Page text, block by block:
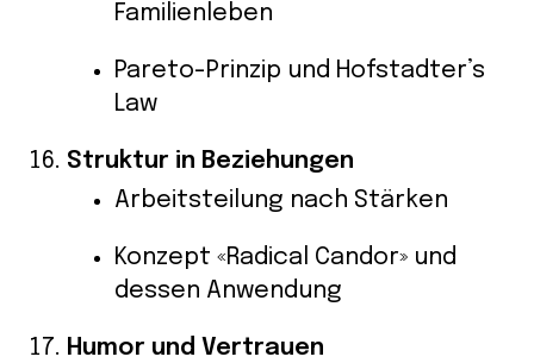
Familienleben
Pareto-Prinzip und Hofstadter’s
Law
Struktur in Beziehungen
Arbeitsteilung nach Stärken
Konzept «Radical Candor» und
dessen Anwendung
Humor und Vertrauen